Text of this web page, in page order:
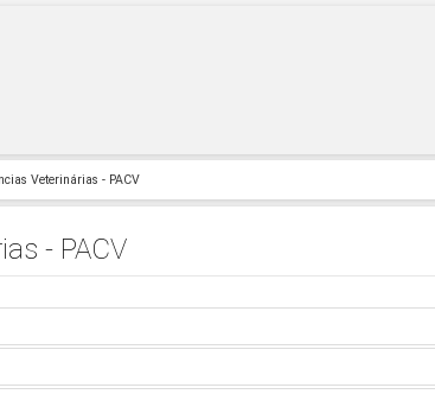
Veterinárias - PACV
- PACV